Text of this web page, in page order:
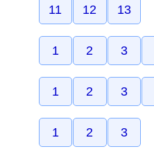
11 12 13
1 2 3
1 2 3
1 2 3